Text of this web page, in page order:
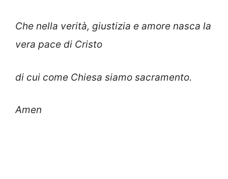
Che nella verità, giustizia e amore nasca la
vera pace di Cristo
di cui come Chiesa siamo sacramento.
Amen